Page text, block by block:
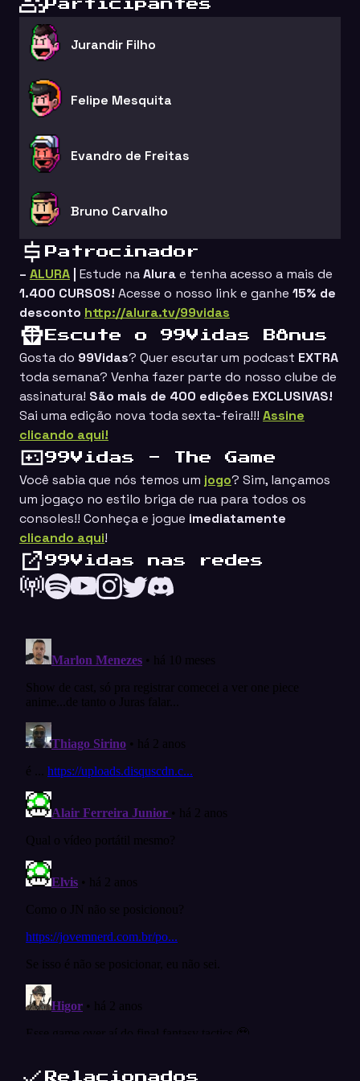
Participantes
Jurandir Filho
Felipe Mesquita
Evandro de Freitas
Bruno Carvalho
Patrocinador
– ALURA Estude naAlurae tenha acesso a mais de
1.400 CURSOS! Acesse o nosso link e ganhe 15% de
desconto http://alura.tv/99vidas
Escute o 99Vidas Bônus
Gosta do 99Vidas? Quer escutar um podcast EXTRA
toda semana? Venha fazer parte do nosso clube de
assinatura! São mais de 400 edições EXCLUSIVAS!
Sai uma edição nova toda sexta-feira!!! Assine
clicando aqui!
99Vidas - The Game
Você sabia que nós temos um jogo? Sim, lançamos
um jogaço no estilo briga de rua para todos os
consoles!! Conheça e jogue imediatamente
clicando aqui!
99Vidas nas redes
Relacionados